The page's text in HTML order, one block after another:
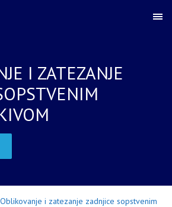
I ZATEZANJE
Oblikovanje i zatezanje zadnjice sopstvenim